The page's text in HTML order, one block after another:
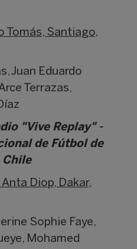
Tomás, Santiago,
Juan Eduardo
Terrazas,
"Vive Replay" -
de Fútbol de
Chile
Diop, Dakar,
Sophie Faye,
Mohamed